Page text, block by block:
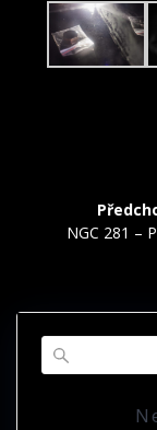
proPředchozí
NGC 281 –